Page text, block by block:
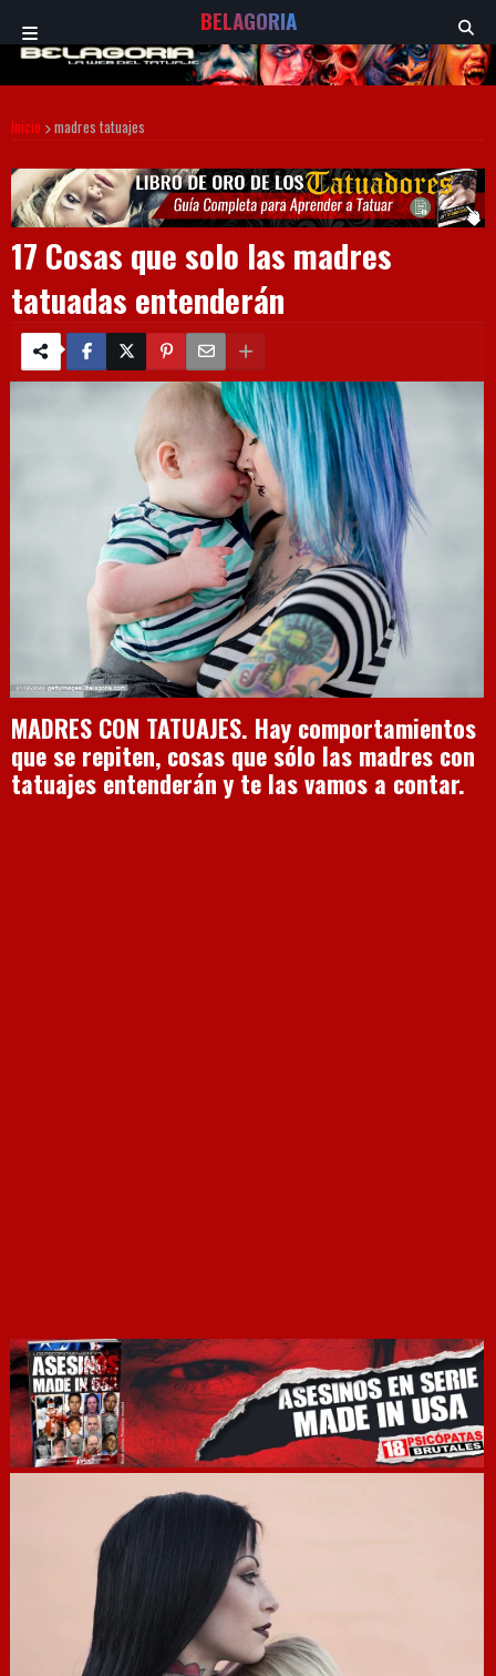
BELAGORIA
Inicio madres tatuajes
17 Cosas que solo las madres
tatuadas entenderán
MADRES CON TATUAJES. Hay comportamientos
que se repiten, cosas que sólo las madres con
tatuajes entenderán y te las vamos a contar.